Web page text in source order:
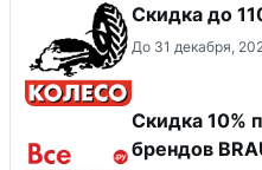
Скидка до
До 31 декабря,
Скидка 10%
брендов